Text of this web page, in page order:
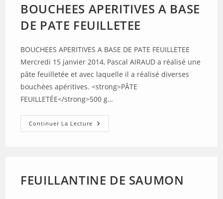
BOUCHEES APERITIVES A BASE
DE PATE FEUILLETEE
BOUCHEES APERITIVES A BASE DE PATE FEUILLETEE
Mercredi 15 janvier 2014, Pascal AIRAUD a réalisé une
pâte feuilletée et avec laquelle il a réalisé diverses
bouchées apéritives. <strong>PÂTE
FEUILLETÉE</strong>500 g…
Continuer La Lecture BOUCHEES
APERITIVES
FEUILLANTINE DE SAUMON